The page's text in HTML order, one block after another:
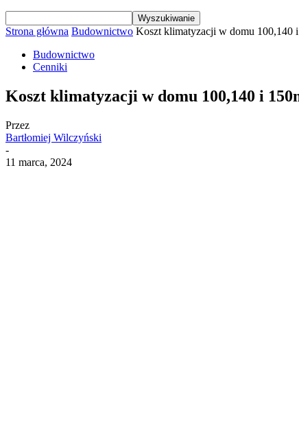
Strona główna Budownictwo Koszt klimatyzacji w domu 100,140
Budownictwo
Cenniki
Koszt klimatyzacji w domu 100,140 i
Przez
Bartłomiej Wilczyński
-
11 marca, 2024